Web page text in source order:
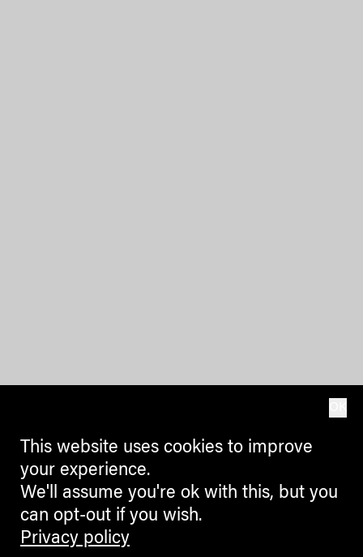
This website uses cookies to improve
your experience.
We'll assume you're ok with this, but you
can opt-out if you wish.
Privacy policy